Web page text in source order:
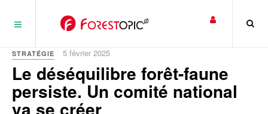
STRATÉGIE 5 février 2025
Le déséquilibre forêt-faune
persiste. Un comité national
va se créer